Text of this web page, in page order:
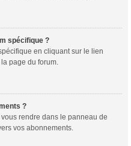
spécifique ?
en cliquant sur le lien
page du forum.
?
rendre dans le panneau de
vos abonnements.